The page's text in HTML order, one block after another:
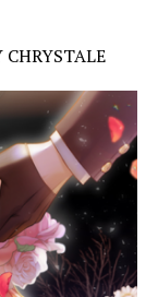
CHRYSTALE